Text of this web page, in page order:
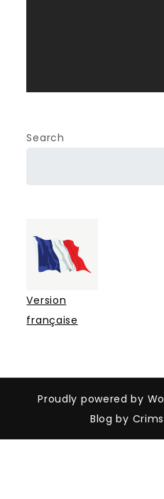
Search
Version
française
Proudly powered by
Blog by